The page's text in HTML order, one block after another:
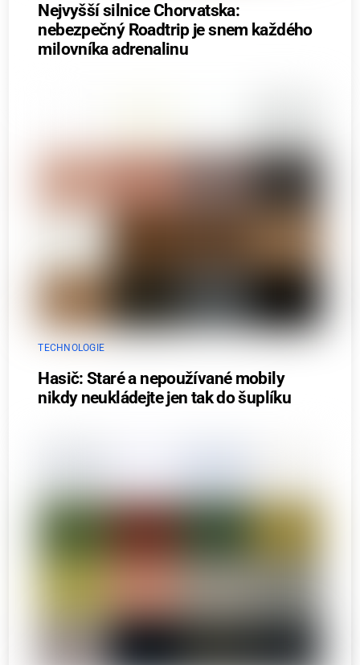
Nejvyšší silnice Chorvatska:
nebezpečný Roadtrip je snem každého
milovníka adrenalinu
TECHNOLOGIE
Hasič: Staré a nepoužívané mobily
nikdy neukládejte jen tak do šuplíku